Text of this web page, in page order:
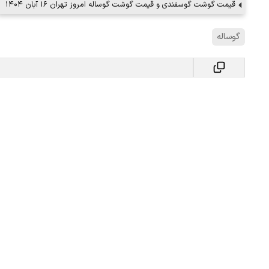
قیمت گوشت گوسفندی و قیمت گوشت گوساله امروز تهران ۱۶ آبان ۱۴۰۴
گوساله
فردوسی‌پور / چرا می‌خواهید…